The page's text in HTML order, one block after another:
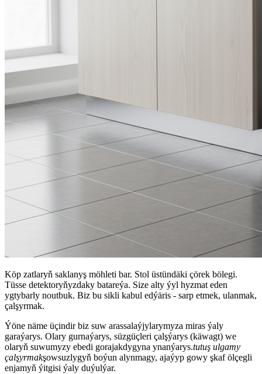
Köp zatlaryň saklanyş möhleti bar. Stol üstündäki çörek bölegi.
Tüsse detektoryňyzdaky batareýa. Size alty ýyl hyzmat eden
ygtybarly noutbuk. Biz bu sikli kabul edýäris - sarp etmek, ulanmak,
çalşyrmak.
Ýöne näme üçindir biz suw arassalaýjylarymyza miras ýaly
garaýarys. Olary gurnaýarys, süzgüçleri çalşýarys (käwagt) we
olaryň suwumyzy ebedi gorajakdygyna ynanýarys.tutuş ulgamy
çalşyrmakşowsuzlygyň boýun alynmagy, ajaýyp gowy şkaf ölçegli
enjamyň ýitgisi ýaly duýulýar.